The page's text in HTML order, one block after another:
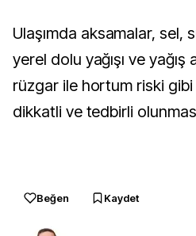
Ulaşımda aksamalar, sel,
yerel dolu yağışı ve yağış
rüzgar ile hortum riski gibi
dikkatli ve tedbirli
Beğen Kaydet